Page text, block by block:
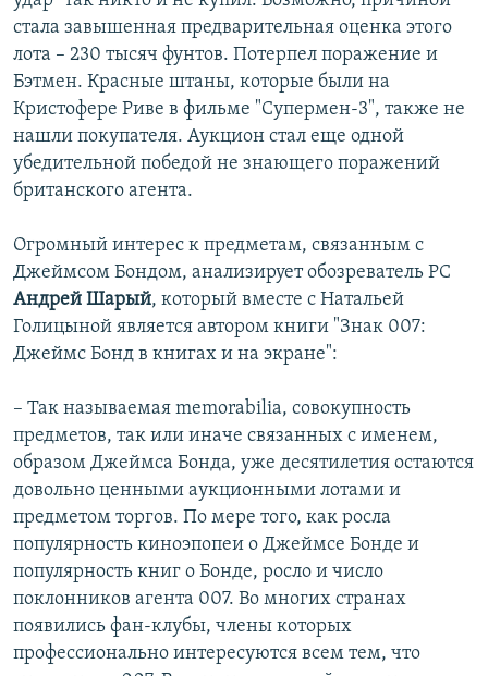
стала завышенная предварительная оценка этого
лота – 230 тысяч фунтов. Потерпел поражение и
Бэтмен. Красные штаны, которые были на
Кристофере Риве в фильме "Супермен-3", также не
нашли покупателя. Аукцион стал еще одной
убедительной победой не знающего поражений
британского агента.
Огромный интерес к предметам, связанным с
Джеймсом Бондом, анализирует обозреватель РС
Андрей Шарый, который вместе с Натальей
Голицыной является автором книги "Знак 007:
Джеймс Бонд в книгах и на экране":
– Так называемая memorabilia, совокупность
предметов, так или иначе связанных с именем,
образом Джеймса Бонда, уже десятилетия остаются
довольно ценными аукционными лотами и
предметом торгов. По мере того, как росла
популярность киноэпопеи о Джеймсе Бонде и
популярность книг о Бонде, росло и число
поклонников агента 007. Во многих странах
появились фан-клубы, члены которых
профессионально интересуются всем тем, что